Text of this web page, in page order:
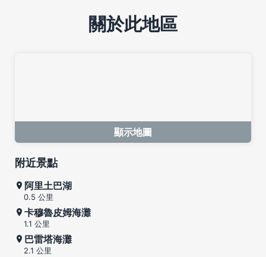
關於此地區
顯示地圖
附近景點
阿里土巴湖
0.5 公里
卡穆魯皮姆海灘
1.1 公里
巴雷塔海灘
2.1 公里